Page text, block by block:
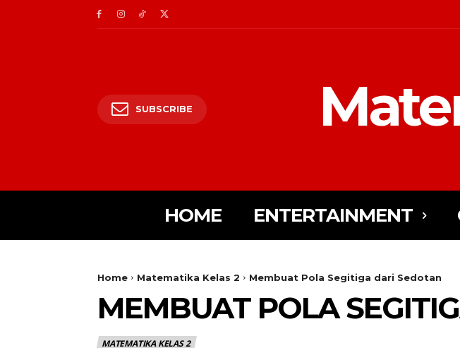
SUBSCRIBE
HOME ENTERTAINMENT
Home Matematika Kelas 2 Membuat Pola Segitiga dari Sedotan
MEMBUAT POLA
MATEMATIKA KELAS 2